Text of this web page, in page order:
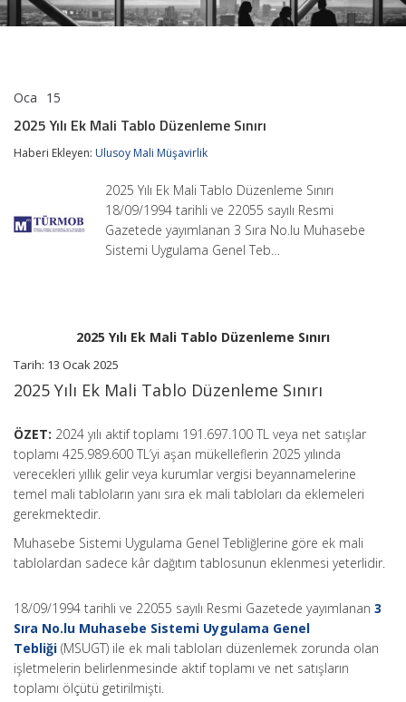
Oca 15
Ek
Tablo
2025 Yılı Ek Mali Tablo Düzenleme Sınırı
Haberi Ekleyen: Ulusoy Mali Müşavirlik
2025 Yılı Ek Mali Tablo Düzenleme Sınırı
18/09/1994 tarihli ve 22055 sayılı Resmi
Gazetede yayımlanan 3 Sıra No.lu Muhasebe
Sistemi Uygulama Genel Teb…
2025 Yılı Ek Mali Tablo Düzenleme Sınırı
Tarih: 13 Ocak 2025
2025 Yılı Ek Mali Tablo Düzenleme Sınırı
ÖZET: 2024 yılı aktif toplamı 191.697.100 TL veya net satışlar
toplamı 425.989.600 TL’yi aşan mükelleflerin 2025 yılında
verecekleri yıllık gelir veya kurumlar vergisi beyannamelerine
temel mali tabloların yanı sıra ek mali tabloları da eklemeleri
gerekmektedir.
Muhasebe Sistemi Uygulama Genel Tebliğlerine göre ek mali
tablolardan sadece kâr dağıtım tablosunun eklenmesi yeterlidir.
18/09/1994 tarihli ve 22055 sayılı Resmi Gazetede yayımlanan 3
Sıra No.lu Muhasebe Sistemi Uygulama Genel
Tebliği (MSUGT) ile ek mali tabloları düzenlemek zorunda olan
işletmelerin belirlenmesinde aktif toplamı ve net satışların
toplamı ölçütü getirilmişti.